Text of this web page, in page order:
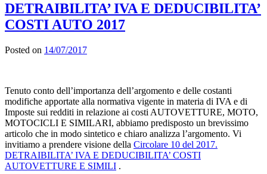
DETRAIBILITA’ IVA E DEDUCIBILITA’
COSTI AUTO 2017
Posted on 14/07/2017
Tenuto conto dell’importanza dell’argomento e delle costanti
modifiche apportate alla normativa vigente in materia di IVA e di
Imposte sui redditi in relazione ai costi AUTOVETTURE, MOTO,
MOTOCICLI E SIMILARI, abbiamo predisposto un brevissimo
articolo che in modo sintetico e chiaro analizza l’argomento. Vi
invitiamo a prendere visione della Circolare 10 del 2017.
DETRAIBILITA’ IVA E DEDUCIBILITA’ COSTI
AUTOVETTURE E SIMILI .